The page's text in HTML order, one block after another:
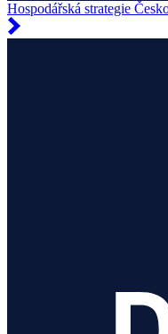
Hospodářská strategie